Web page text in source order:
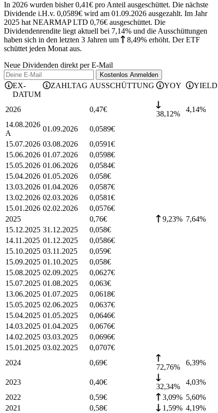
In 2026 wurden bisher 0,41€ pro Anteil ausgeschüttet. Die nächste
Dividende i.H.v. 0,0589€ wird am 01.09.2026 ausgezahlt. Im Jahr
2025 hat NEARMAP LTD 0,76€ ausgeschüttet. Die
Dividendenrendite liegt aktuell bei 7,14% und die Ausschüttungen
haben sich in den letzten 3 Jahren um 8,49% erhöht. Der ETF
schüttet jeden Monat aus.
Neue Dividenden direkt per E-Mail
Kostenlos Anmelden
EX-
DATUM
ZAHLTAG AUSSCHÜTTUNG YOY YIELD
2026 0,47€
38,12%
4,14%
14.08.2026
A
01.09.2026 0,0589€
15.07.2026 03.08.2026 0,0591€
15.06.2026 01.07.2026 0,0598€
15.05.2026 01.06.2026 0,0584€
15.04.2026 01.05.2026 0,058€
13.03.2026 01.04.2026 0,0587€
13.02.2026 02.03.2026 0,0581€
15.01.2026 02.02.2026 0,0576€
2025
0,76€ 9,23% 7,64%
15.12.2025 31.12.2025 0,058€
14.11.2025 01.12.2025 0,0586€
15.10.2025 03.11.2025 0,059€
15.09.2025 01.10.2025 0,058€
15.08.2025 02.09.2025 0,0627€
15.07.2025 01.08.2025 0,063€
13.06.2025 01.07.2025 0,0618€
15.05.2025 02.06.2025 0,0637€
15.04.2025 01.05.2025 0,0646€
14.03.2025 01.04.2025 0,0676€
14.02.2025 03.03.2025 0,0696€
15.01.2025 03.02.2025 0,0707€
2024
0,69€
72,76%
6,39%
2023 0,40€
32,34%
4,03%
2022
0,59€ 3,09% 5,60%
2021
0,58€ 1,59% 4,19%